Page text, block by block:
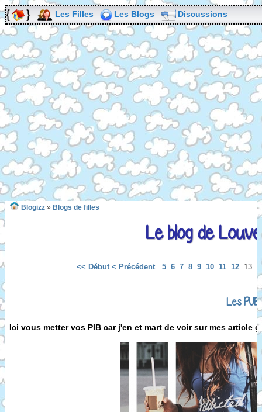
Les Filles Les Blogs Discussions
Blogizz » Blogs de filles
Le blog de
<< Début < Précédent 5 6 7 8 9 10 11 1213
Les PUB
Ici vous metter vos PIB car j'en et mart de voir sur mes article